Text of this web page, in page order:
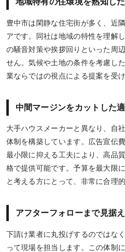
豊中市は閑静な住宅街が多く、近
アです。同社は地域の特性を理解
の騒音対策や挨拶回りといった周
せん。気候や土地の条件を考慮し
業ならではの視点による提案を受け
中間マージンをカットした
大手ハウスメーカーと異なり、自
体制を構築しています。広告宣伝
最小限に抑える工夫により、高品
格で提供可能です。予算を最大限
と考える方にとって、非常に合理
アフターフォローまで見据
下請け業者に丸投げするのではな
って現場を担当します。この体制